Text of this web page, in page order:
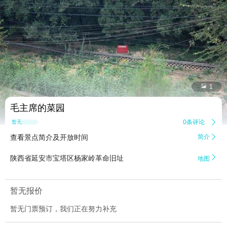
 1
毛主席的菜园
暂无点评 0条评论 
查看景点简介及开放时间 简介 
陕西省延安市宝塔区杨家岭革命旧址 地图 
暂无报价
暂无门票预订，我们正在努力补充
